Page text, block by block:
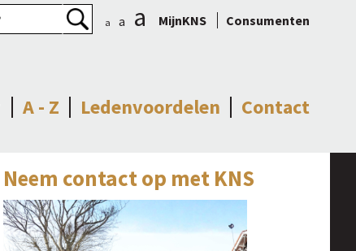
a a a MijnKNS Consumenten
A - Z Ledenvoordelen Contact
Neem contact op met KNS